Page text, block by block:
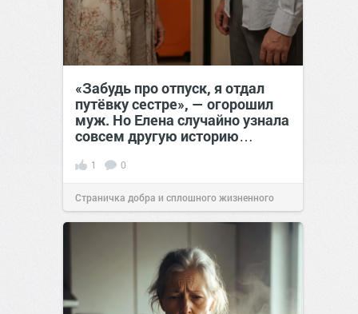
«Забудь про отпуск, я отдал
путёвку сестре», — огорошил
муж. Но Елена случайно узнала
совсем другую историю…
1 0
Страничка добра и сплошного жизненного
позитива!00:28Сегодня